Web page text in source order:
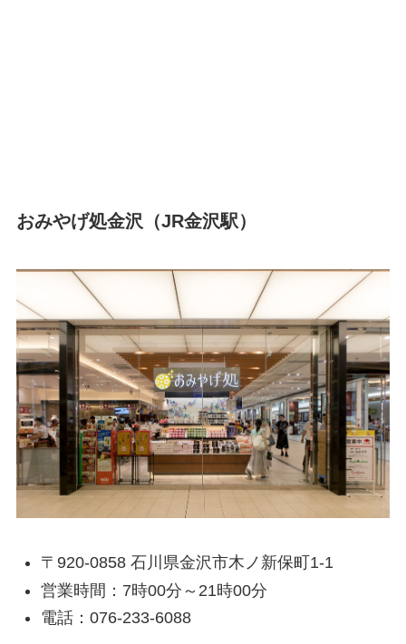
おみやげ処金沢（JR金沢駅）
〒920-0858 石川県金沢市木ノ新保町1-1
営業時間：7時00分～21時00分
電話：076-233-6088